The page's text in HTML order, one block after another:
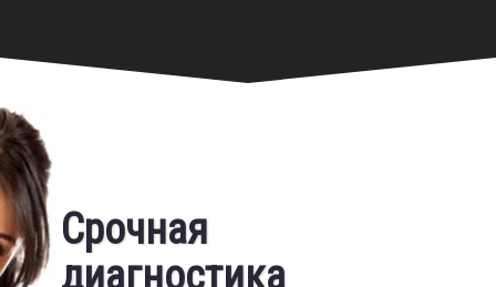
Срочная
диагностика
Бесплатный выезд
Фирменная гарантия
Предоставляем фирменную